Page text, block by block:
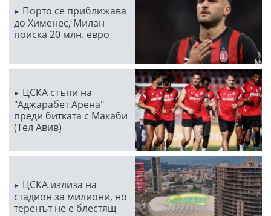
Порто се приближава
до Хименес, Милан
поиска 20 млн. евро
ЦСКА стъпи на
"Аджарабет Арена"
преди битката с Макаби
(Тел Авив)
ЦСКА излиза на
стадион за милиони, но
теренът не е блестящ